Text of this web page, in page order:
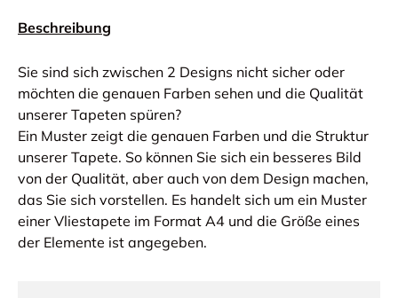
Beschreibung
Sie sind sich zwischen 2 Designs nicht sicher oder
möchten die genauen Farben sehen und die Qualität
unserer Tapeten spüren?
Ein Muster zeigt die genauen Farben und die Struktur
unserer Tapete. So können Sie sich ein besseres Bild
von der Qualität, aber auch von dem Design machen,
das Sie sich vorstellen. Es handelt sich um ein Muster
einer Vliestapete im Format A4 und die Größe eines
der Elemente ist angegeben.